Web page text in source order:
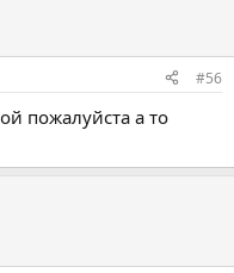
#56
пожалуйста а то